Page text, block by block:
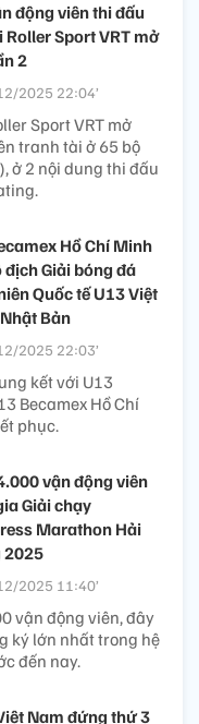
động viên thi đấu
Roller Sport VRT mở
2
2025 22:04’
Sport VRT mở
tranh tài ở 65 bộ
ở 2 nội dung thi đấu
Hồ Chí Minh
địch Giải bóng đá
Quốc tế U13 Việt
Bản
2025 22:03’
kết với U13
Becamex Hồ Chí
phục.
vận động viên
Giải chạy
Marathon Hải
2025
2025 11:40’
vận động viên, đây
ký lớn nhất trong hệ
đến nay.
Nam đứng thứ 3